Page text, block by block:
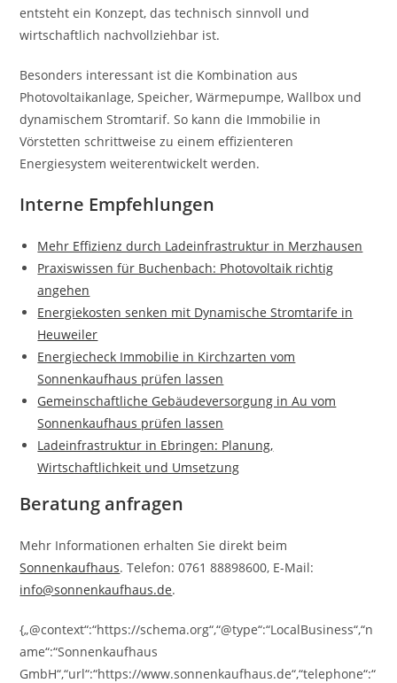
entsteht ein Konzept, das technisch sinnvoll und
wirtschaftlich nachvollziehbar ist.
Besonders interessant ist die Kombination aus
Photovoltaikanlage, Speicher, Wärmepumpe, Wallbox und
dynamischem Stromtarif. So kann die Immobilie in
Vörstetten schrittweise zu einem effizienteren
Energiesystem weiterentwickelt werden.
Interne Empfehlungen
Mehr Effizienz durch Ladeinfrastruktur in Merzhausen
Praxiswissen für Buchenbach: Photovoltaik richtig
angehen
Energiekosten senken mit Dynamische Stromtarife in
Heuweiler
Energiecheck Immobilie in Kirchzarten vom
Sonnenkaufhaus prüfen lassen
Gemeinschaftliche Gebäudeversorgung in Au vom
Sonnenkaufhaus prüfen lassen
Ladeinfrastruktur in Ebringen: Planung,
Wirtschaftlichkeit und Umsetzung
Beratung anfragen
Mehr Informationen erhalten Sie direkt beim
Sonnenkaufhaus. Telefon: 0761 88898600, E-Mail:
info@sonnenkaufhaus.de.
{„@context“:“https://schema.org“,“@type“:“LocalBusiness“,“n
ame“:“Sonnenkaufhaus
GmbH“,“url“:“https://www.sonnenkaufhaus.de“,“telephone“:“